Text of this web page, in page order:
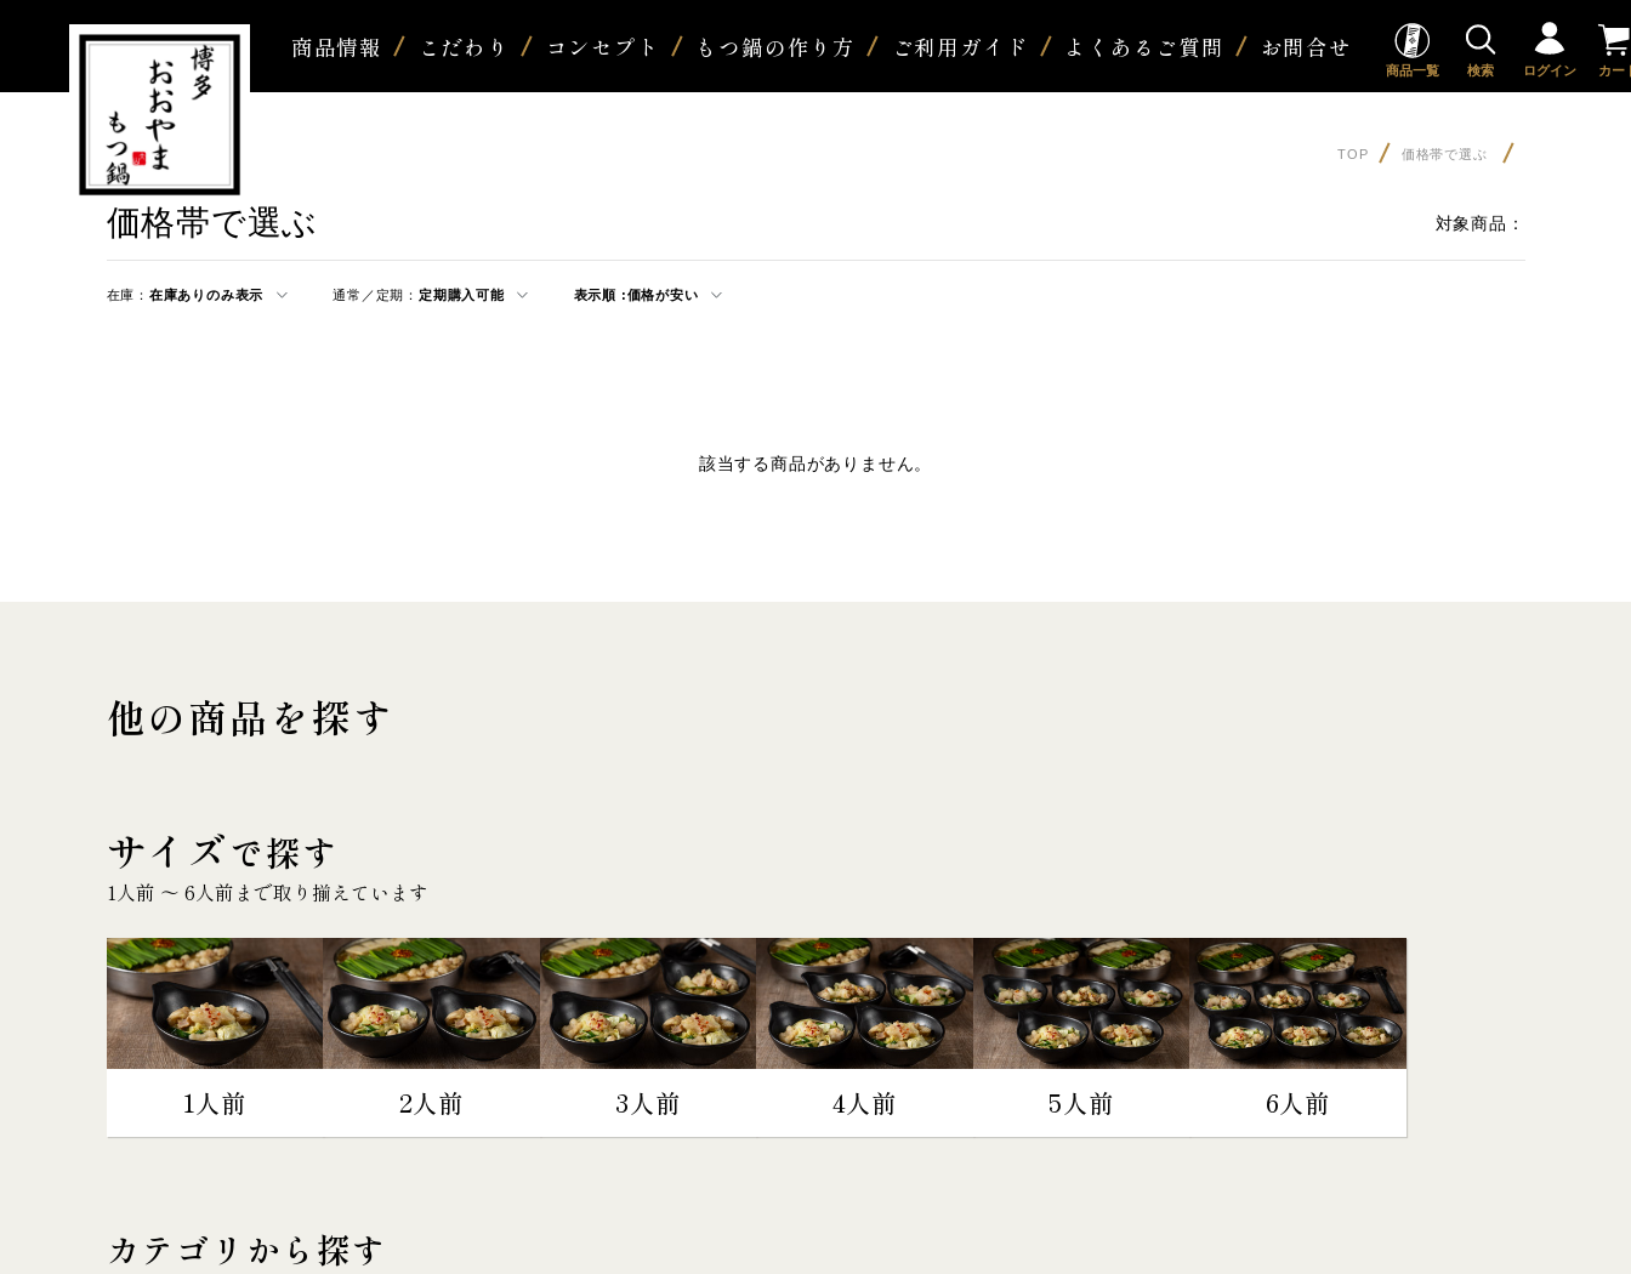
商品情報 こだわり コンセプト もつ鍋の作り方 ご利用ガイド よくあるご質問 お問合せ
商品一覧 検索 ログイン カー
TOP 価格帯で選ぶ
価格帯で選ぶ 対象商品：
在庫： 在庫ありのみ表示 通常／定期： 定期購入可能 表示順 :価格が安い
該当する商品がありません。
他の商品を探す
サイズで探す
1人前 〜 6人前まで取り揃えています
1人前 2人前 3人前 4人前 5人前 6人前
カテゴリから探す